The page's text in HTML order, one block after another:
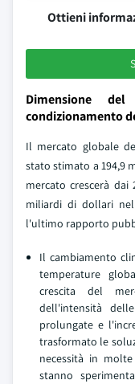
Ottieni
Dimensione
condizionamento
Il mercato globale
stato stimato a 194,9
mercato crescerà
miliardi di dollari nel
l'ultimo rapporto
Il cambiamento
temperature
crescita del
dell'intensità
prolungate e
trasformato le
necessità in
stanno